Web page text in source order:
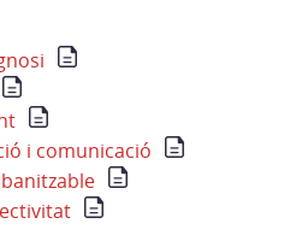
i comunicació